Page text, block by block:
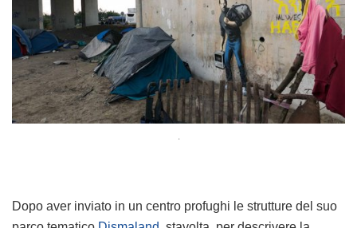
.
Dopo aver inviato in un centro profughi le strutture del suo